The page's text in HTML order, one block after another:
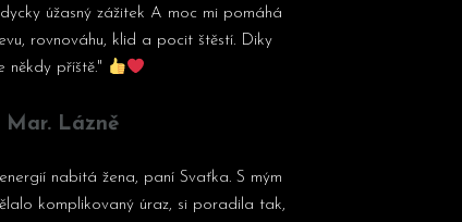
úžasný zážitek A moc mi pomáhá
rovnováhu, klid a pocit štěstí. Diky
někdy příště."
Mar. Lázně
nabitá žena, paní Svaťka. S mým
komplikovaný úraz, si poradila tak,